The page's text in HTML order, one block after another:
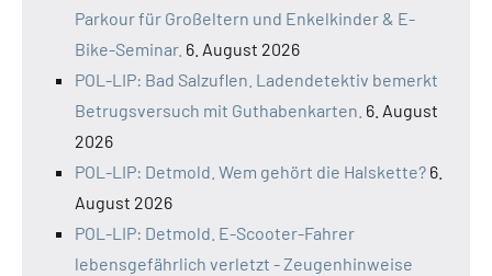
Parkour für Großeltern und Enkelkinder & E-
Bike-Seminar. 6. August 2026
POL-LIP: Bad Salzuflen. Ladendetektiv bemerkt
Betrugsversuch mit Guthabenkarten. 6. August
2026
POL-LIP: Detmold. Wem gehört die Halskette? 6.
August 2026
POL-LIP: Detmold. E-Scooter-Fahrer
lebensgefährlich verletzt - Zeugenhinweise